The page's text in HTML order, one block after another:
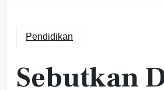
Pendidikan
Sebutkan